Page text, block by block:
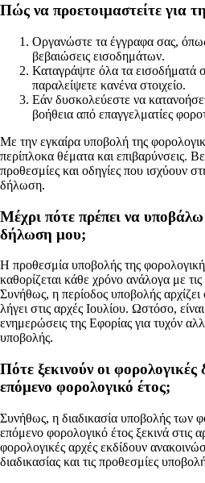
Πώς να προετοιμαστείτε για
Οργανώστε τα έγγραφα σας, όπως
βεβαιώσεις εισοδημάτων.
Καταγράψτε όλα τα εισοδήματά
παραλείψετε κανένα στοιχείο.
Εάν δυσκολεύεστε να
βοήθεια από επαγγελματίες
Με την εγκαίρα υποβολή της
περίπλοκα θέματα και επιβαρύνσεις.
προθεσμίες και οδηγίες που ισχύουν
δήλωση.
Μέχρι πότε πρέπει να
δήλωση μου;
Η προθεσμία υποβολής της
καθορίζεται κάθε χρόνο ανάλογα με τις
Συνήθως, η περίοδος υποβολής αρχίζει
λήγει στις αρχές Ιουλίου. Ωστόσο,
ενημερώσεις της Εφορίας για τυχόν
υποβολής.
Πότε ξεκινούν οι φορολογικές
επόμενο φορολογικό έτος;
Συνήθως, η διαδικασία υποβολής των
επόμενο φορολογικό έτος ξεκινά στις
φορολογικές αρχές εκδίδουν
διαδικασίας και τις προθεσμίες